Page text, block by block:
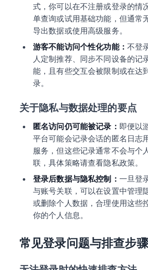
式，你可以在不注册或登录的情
单查询或试用基础功能，但通常
导出数据或使用高级服务。
游客不能访问个性化功能： 不登
人定制推荐、同步不同设备的记
能，且有些交互会被限制或在达
录。
关于隐私与数据处理的要点
匿名访问仍可能被记录： 即便以
平台可能会记录会话的匿名日志
服务，但这些记录通常不会与个
联，具体策略请查看隐私政策。
登录后数据与隐私控制： 一旦登
与账号关联，可以在设置中管理
或删除个人数据，合理使用这些
你的个人信息。
常见登录问题与排查步骤